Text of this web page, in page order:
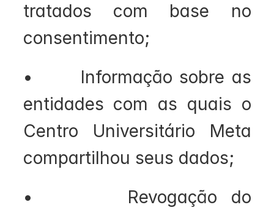
tratados com base no
consentimento;
•       Informação sobre as
entidades com as quais o
Centro Universitário Meta
compartilhou seus dados;
•       Revogação do